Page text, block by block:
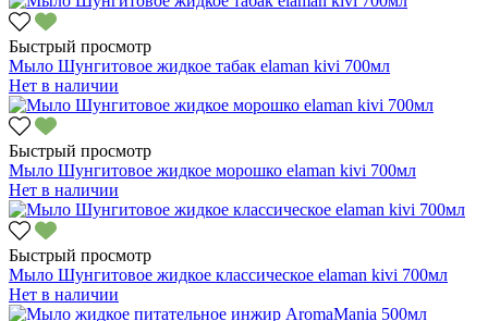
Быстрый просмотр
Мыло Шунгитовое жидкое табак elaman kivi 700мл
Нет в наличии
Быстрый просмотр
Мыло Шунгитовое жидкое морошко elaman kivi 700мл
Нет в наличии
Быстрый просмотр
Мыло Шунгитовое жидкое классическое elaman kivi 700мл
Нет в наличии